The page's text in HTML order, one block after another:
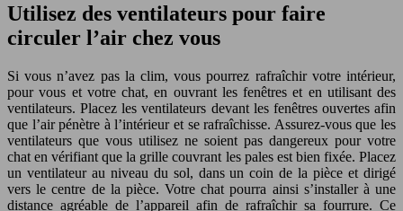
Utilisez des ventilateurs pour faire
circuler l’air chez vous
Si vous n’avez pas la clim, vous pourrez rafraîchir votre intérieur,
pour vous et votre chat, en ouvrant les fenêtres et en utilisant des
ventilateurs. Placez les ventilateurs devant les fenêtres ouvertes afin
que l’air pénètre à l’intérieur et se rafraîchisse. Assurez-vous que les
ventilateurs que vous utilisez ne soient pas dangereux pour votre
chat en vérifiant que la grille couvrant les pales est bien fixée. Placez
un ventilateur au niveau du sol, dans un coin de la pièce et dirigé
vers le centre de la pièce. Votre chat pourra ainsi s’installer à une
distance agréable de l’appareil afin de rafraîchir sa fourrure. Ce